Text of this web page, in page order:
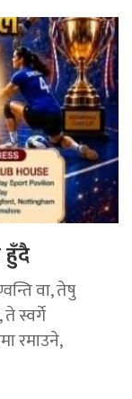
हुँदै
वा, तेषु
स्वर्गे
रमाउने,